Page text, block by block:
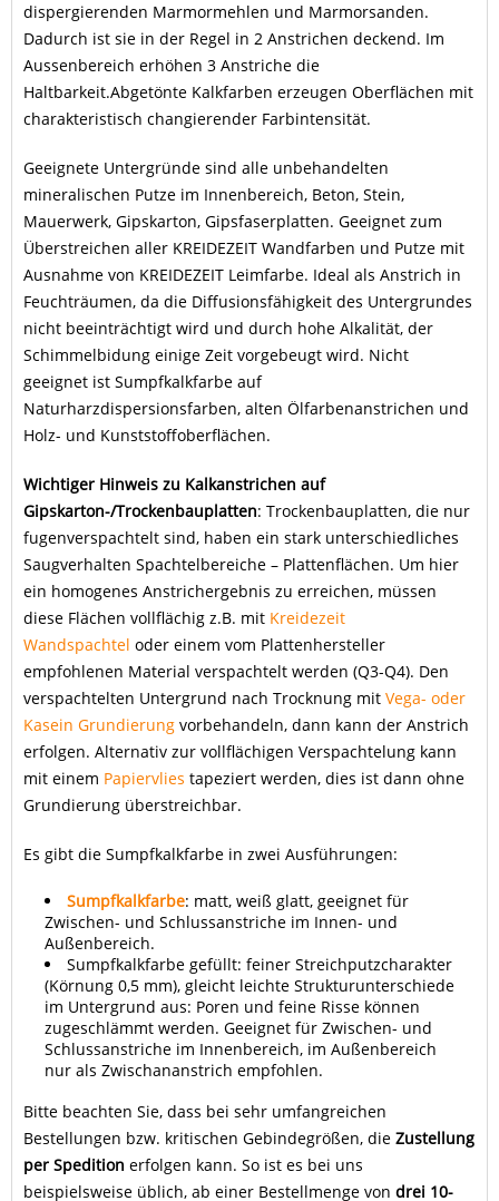
dispergierenden Marmormehlen und Marmorsanden.
Dadurch ist sie in der Regel in 2 Anstrichen deckend. Im
Aussenbereich erhöhen 3 Anstriche die
Haltbarkeit.Abgetönte Kalkfarben erzeugen Oberflächen mit
charakteristisch changierender Farbintensität.
Geeignete Untergründe sind alle unbehandelten
mineralischen Putze im Innenbereich, Beton, Stein,
Mauerwerk, Gipskarton, Gipsfaserplatten. Geeignet zum
Überstreichen aller KREIDEZEIT Wandfarben und Putze mit
Ausnahme von KREIDEZEIT Leimfarbe. Ideal als Anstrich in
Feuchträumen, da die Diffusionsfähigkeit des Untergrundes
nicht beeinträchtigt wird und durch hohe Alkalität, der
Schimmelbidung einige Zeit vorgebeugt wird. Nicht
geeignet ist Sumpfkalkfarbe auf
Naturharzdispersionsfarben, alten Ölfarbenanstrichen und
Holz- und Kunststoffoberflächen.
Wichtiger Hinweis zu Kalkanstrichen auf
Gipskarton-/Trockenbauplatten: Trockenbauplatten, die nur
fugenverspachtelt sind, haben ein stark unterschiedliches
Saugverhalten Spachtelbereiche – Plattenflächen. Um hier
ein homogenes Anstrichergebnis zu erreichen, müssen
diese Flächen vollflächig z.B. mit Kreidezeit
Wandspachtel oder einem vom Plattenhersteller
empfohlenen Material verspachtelt werden (Q3-Q4). Den
verspachtelten Untergrund nach Trocknung mit Vega- oder
Kasein Grundierung vorbehandeln, dann kann der Anstrich
erfolgen. Alternativ zur vollflächigen Verspachtelung kann
mit einem Papiervlies tapeziert werden, dies ist dann ohne
Grundierung überstreichbar.
Es gibt die Sumpfkalkfarbe in zwei Ausführungen:
Sumpfkalkfarbe: matt, weiß glatt, geeignet für
Zwischen- und Schlussanstriche im Innen- und
Außenbereich.
Sumpfkalkfarbe gefüllt: feiner Streichputzcharakter
(Körnung 0,5 mm), gleicht leichte Strukturunterschiede
im Untergrund aus: Poren und feine Risse können
zugeschlämmt werden. Geeignet für Zwischen- und
Schlussanstriche im Innenbereich, im Außenbereich
nur als Zwischananstrich empfohlen.
Bitte beachten Sie, dass bei sehr umfangreichen
Bestellungen bzw. kritischen Gebindegrößen, die Zustellung
per Spedition erfolgen kann. So ist es bei uns
beispielsweise üblich, ab einer Bestellmenge von drei 10-